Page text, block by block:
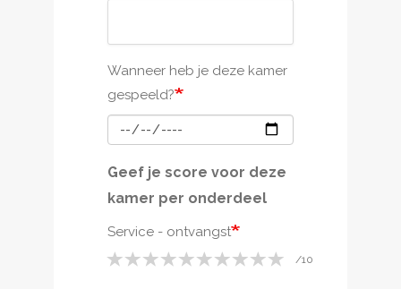
Wanneer heb je deze kamer
gespeeld?
Geef je score voor deze
kamer per onderdeel
Service - ontvangst